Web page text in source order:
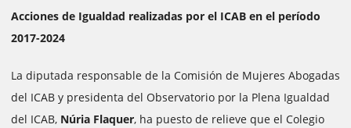
Acciones de Igualdad realizadas por el ICAB en el período
2017-2024
La diputada responsable de la Comisión de Mujeres Abogadas
del ICAB y presidenta del Observatorio por la Plena Igualdad
del ICAB, Núria Flaquer, ha puesto de relieve que el Colegio